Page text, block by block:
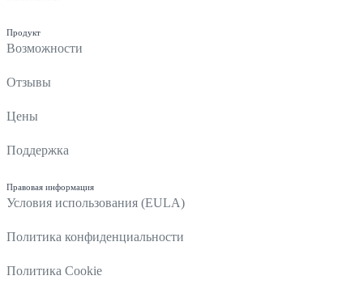
Продукт
Возможности
Отзывы
Цены
Поддержка
Правовая информация
Условия использования (EULA)
Политика конфиденциальности
Политика Cookie